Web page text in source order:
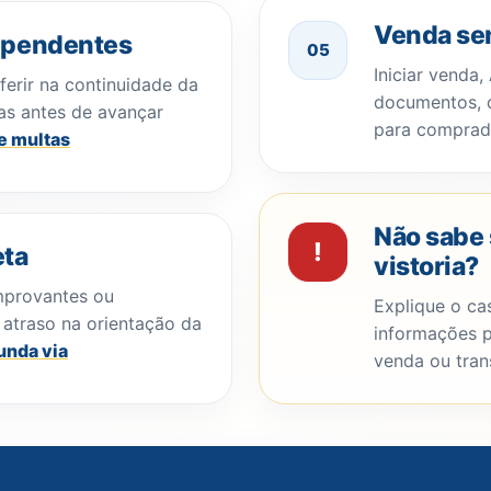
na continuidade da
antes de avançar
multas
ou
na orientação da
via
05 Venda
Iniciar
documentos,
para
!
Não
vistoria?
Explique o
informações
venda ou